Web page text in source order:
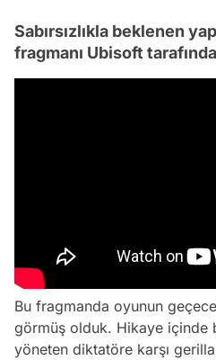
Sabırsızlıkla beklenen
fragmanı Ubisoft
Bu fragmanda oyunun
görmüş olduk. Hikaye içinde
yöneten diktatöre karşı gerilla